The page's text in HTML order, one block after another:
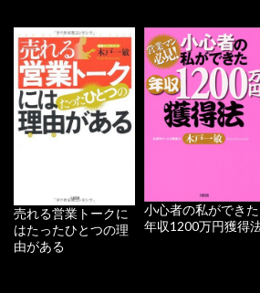
売れる営業トークに
はたったひとつの理
由がある
小心者の私ができた
年収1200万円獲得